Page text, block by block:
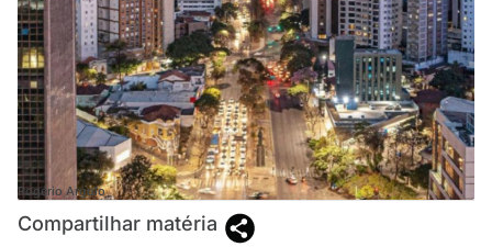
Rogério Argolo
Compartilhar matéria